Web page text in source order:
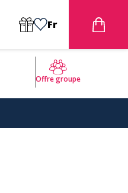
Fr
Offre groupe